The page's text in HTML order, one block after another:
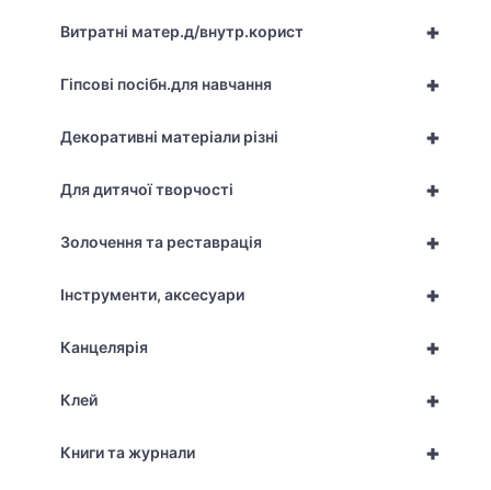
+
Витратні матер.д/внутр.корист
+
Гіпсові посібн.для навчання
+
Декоративні матеріали різні
+
Для дитячої творчості
+
Золочення та реставрація
+
Інструменти, аксесуари
+
Канцелярія
+
Клей
+
Книги та журнали